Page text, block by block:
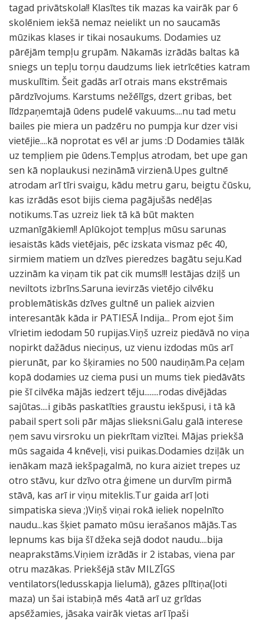
tagad privātskola!! Klasītes tik mazas ka vairāk par 6
skolēniem iekšā nemaz neielikt un no saucamās
mūzikas klases ir tikai nosaukums. Dodamies uz
pārējām tempļu grupām. Nākamās izrādās baltas kā
sniegs un tepļu torņu daudzums liek ietrīcēties katram
muskulītim. Šeit gadās arī otrais mans ekstrēmais
pārdzīvojums. Karstums nežēlīgs, dzert gribas, bet
līdzpaņemtajā ūdens pudelē vakuums....nu tad metu
bailes pie miera un padzēru no pumpja kur dzer visi
vietējie....kā noprotat es vēl ar jums :D Dodamies tālāk
uz tempļiem pie ūdens.Tempļus atrodam, bet upe gan
sen kā noplaukusi nezināmā virzienā.Upes gultnē
atrodam arī tīri svaigu, kādu metru garu, beigtu čūsku,
kas izrādās esot bijis ciema pagājušās nedēļas
notikums.Tas uzreiz liek tā kā būt makten
uzmanīgākiem!! Aplūkojot tempļus mūsu sarunas
iesaistās kāds vietējais, pēc izskata vismaz pēc 40,
sirmiem matiem un dzīves pieredzes bagātu seju.Kad
uzzinām ka viņam tik pat cik mums!!! Iestājas dziļš un
neviltots izbrīns.Saruna ievirzās vietējo cilvēku
problemātiskās dzīves gultnē un paliek aizvien
interesantāk kāda ir PATIESĀ Indija... Prom ejot šim
vīrietim iedodam 50 rupijas.Viņš uzreiz piedāvā no viņa
nopirkt dažādus nieciņus, uz vienu izdodas mūs arī
pierunāt, par ko šķiramies no 500 naudiņām.Pa ceļam
kopā dodamies uz ciema pusi un mums tiek piedāvāts
pie šī cilvēka mājās iedzert tēju........rodas divējādas
sajūtas....i gibās paskatīties graustu iekšpusi, i tā kā
pabail spert soli pār mājas slieksni.Galu galā interese
ņem savu virsroku un piekrītam vizītei. Mājas priekšā
mūs sagaida 4 knēveļi, visi puikas.Dodamies dziļāk un
ienākam mazā iekšpagalmā, no kura aiziet trepes uz
otro stāvu, kur dzīvo otra ģimene un durvīm pirmā
stāvā, kas arī ir viņu miteklis.Tur gaida arī ļoti
simpatiska sieva ;)Viņš viņai rokā ieliek nopelnīto
naudu...kas šķiet pamato mūsu ierašanos mājās.Tas
lepnums kas bija šī džeka sejā dodot naudu....bija
neaprakstāms.Viņiem izrādās ir 2 istabas, viena par
otru mazākas. Priekšējā stāv MILZĪGS
ventilators(ledusskapja lielumā), gāzes plītiņa(ļoti
maza) un šai istabiņā mēs 4atā arī uz grīdas
apsēžamies, jāsaka vairāk vietas arī īpaši